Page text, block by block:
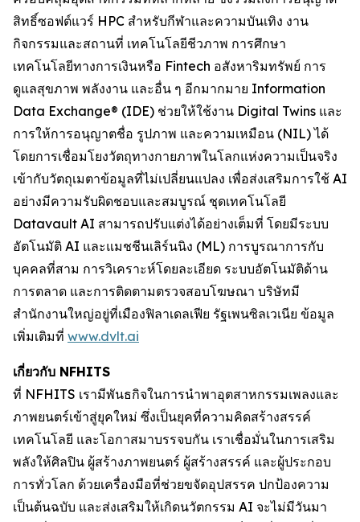
สิทธิ์ซอฟต์แวร์ HPC สำหรับกีฬาและความบันเทิง งาน
กิจกรรมและสถานที่ เทคโนโลยีชีวภาพ การศึกษา
เทคโนโลยีทางการเงินหรือ Fintech อสังหาริมทรัพย์ การ
ดูแลสุขภาพ พลังงาน และอื่น ๆ อีกมากมาย Information
Data Exchange® (IDE) ช่วยให้ใช้งาน Digital Twins และ
การให้การอนุญาตชื่อ รูปภาพ และความเหมือน (NIL) ได้
โดยการเชื่อมโยงวัตถุทางกายภาพในโลกแห่งความเป็นจริง
เข้ากับวัตถุเมตาข้อมูลที่ไม่เปลี่ยนแปลง เพื่อส่งเสริมการใช้ AI
อย่างมีความรับผิดชอบและสมบูรณ์ ชุดเทคโนโลยี
Datavault AI สามารถปรับแต่งได้อย่างเต็มที่ โดยมีระบบ
อัตโนมัติ AI และแมชชีนเลิร์นนิง (ML) การบูรณาการกับ
บุคคลที่สาม การวิเคราะห์โดยละเอียด ระบบอัตโนมัติด้าน
การตลาด และการติดตามตรวจสอบโฆษณา บริษัทมี
สำนักงานใหญ่อยู่ที่เมืองฟิลาเดลเฟีย รัฐเพนซิลเวเนีย ข้อมูล
เพิ่มเติมที่ www.dvlt.ai
เกี่ยวกับ NFHITS
ที่ NFHITS เรามีพันธกิจในการนำพาอุตสาหกรรมเพลงและ
ภาพยนตร์เข้าสู่ยุคใหม่ ซึ่งเป็นยุคที่ความคิดสร้างสรรค์
เทคโนโลยี และโอกาสมาบรรจบกัน เราเชื่อมั่นในการเสริม
พลังให้ศิลปิน ผู้สร้างภาพยนตร์ ผู้สร้างสรรค์ และผู้ประกอบ
การทั่วโลก ด้วยเครื่องมือที่ช่วยขจัดอุปสรรค ปกป้องความ
เป็นต้นฉบับ และส่งเสริมให้เกิดนวัตกรรม AI จะไม่มีวันมา